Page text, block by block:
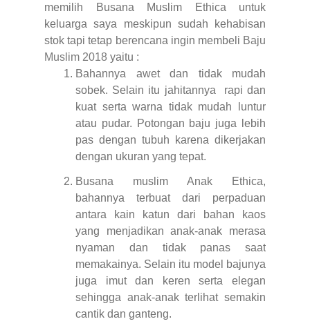
memilih Busana Muslim Ethica untuk
keluarga saya meskipun sudah kehabisan
stok tapi tetap berencana ingin membeli Baju
Muslim 2018 yaitu :
Bahannya awet dan tidak mudah
sobek. Selain itu jahitannya rapi dan
kuat serta warna tidak mudah luntur
atau pudar. Potongan baju juga lebih
pas dengan tubuh karena dikerjakan
dengan ukuran yang tepat.
Busana muslim Anak Ethica,
bahannya terbuat dari perpaduan
antara kain katun dari bahan kaos
yang menjadikan anak-anak merasa
nyaman dan tidak panas saat
memakainya. Selain itu model bajunya
juga imut dan keren serta elegan
sehingga anak-anak terlihat semakin
cantik dan ganteng.